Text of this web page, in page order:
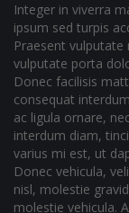
Integer in viverra
ipsum sed turpis
Praesent
vulputate porta
Donec facilisis
consequat
ac ligula ornare,
interdum diam,
varius mi est, ut
Donec vehicula,
nisl, molestie
molestie vehicula.